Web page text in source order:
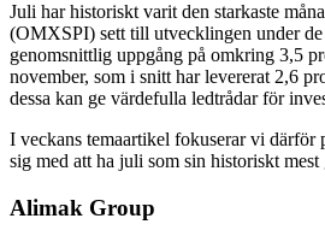
Juli har historiskt varit den starkaste
(OMXSPI) sett till utvecklingen under de
genomsnittlig uppgång på omkring 3,5
november, som i snitt har levererat 2,6
dessa kan ge värdefulla ledtrådar för
I veckans temaartikel fokuserar vi därför
sig med att ha juli som sin historiskt mest
Alimak Group